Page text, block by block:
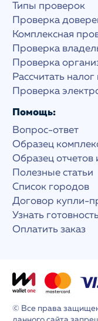
Типы проверок
Проверка
Комплексная
Проверка
Проверка
Рассчитать
Проверка
Помощь:
Вопрос-ответ
Образец
Образец отчетов
Полезные статьи
Список городов
Договор купли-
Узнать
Оплатить заказ
© Все права